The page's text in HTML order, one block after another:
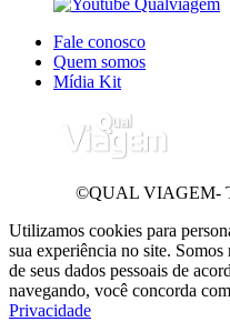
Fale conosco
Quem somos
Mídia Kit
©QUAL VIAGEM-
Utilizamos cookies para
sua experiência no site.
de seus dados pessoais de
navegando, você concorda
Privacidade